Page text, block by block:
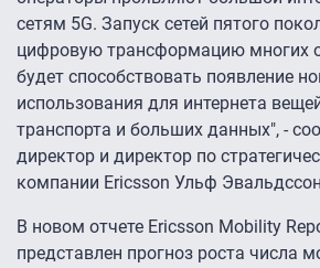
сетям 5G. Запуск сетей пятого
цифровую трансформацию многих
будет способствовать появление
использования для интернета
транспорта и больших данных", -
директор и директор по
компании Ericsson Ульф
В новом отчете Ericsson Mobility
представлен прогноз роста числа